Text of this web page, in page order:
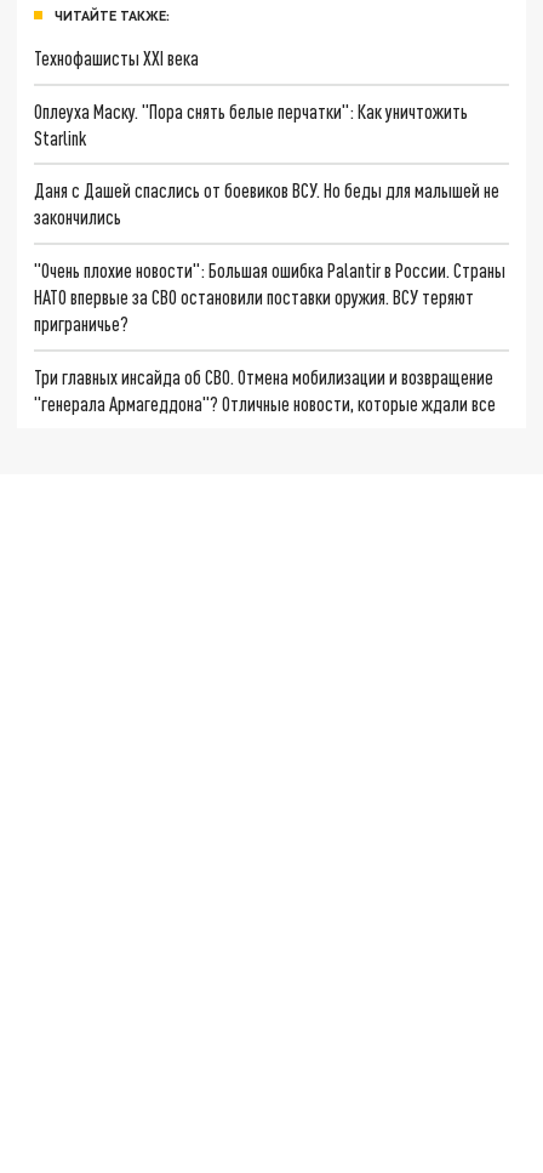
ЧИТАЙТЕ ТАКЖЕ:
Технофашисты XXI века
Оплеуха Маску. "Пора снять белые перчатки": Как уничтожить
Starlink
Даня с Дашей спаслись от боевиков ВСУ. Но беды для малышей не
закончились
"Очень плохие новости": Большая ошибка Palantir в России. Страны
НАТО впервые за СВО остановили поставки оружия. ВСУ теряют
приграничье?
Три главных инсайда об СВО. Отмена мобилизации и возвращение
"генерала Армагеддона"? Отличные новости, которые ждали все